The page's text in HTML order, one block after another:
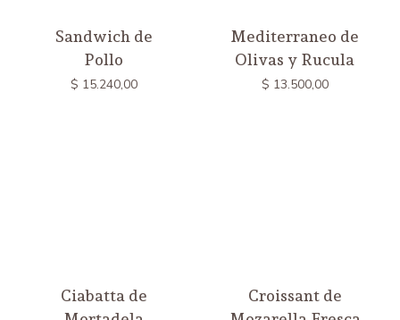
Sandwich de
Pollo
$ 15.240,00
Mediterraneo de
Olivas y Rucula
$ 13.500,00
Ciabatta de
Croissant de